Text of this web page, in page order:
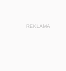
REKLAMA